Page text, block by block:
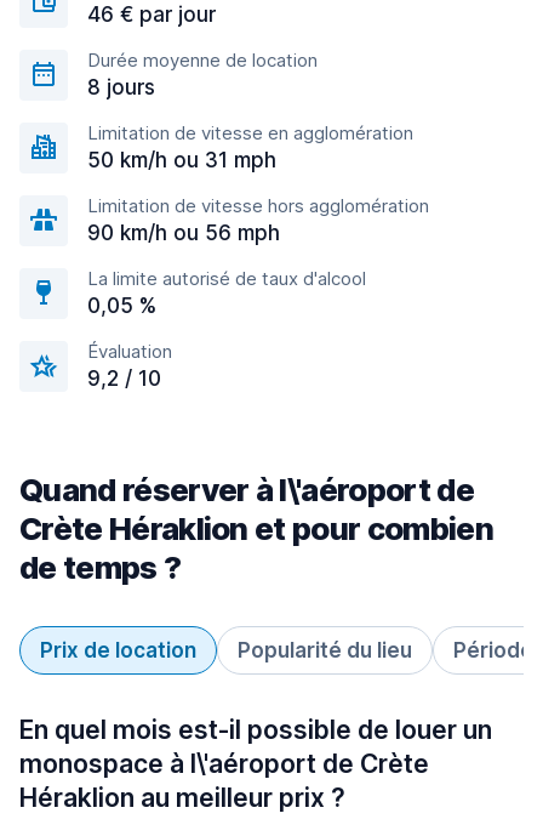
46 € par jour
Durée moyenne de location
8 jours
Limitation de vitesse en agglomération
50 km/h ou 31 mph
Limitation de vitesse hors agglomération
90 km/h ou 56 mph
La limite autorisé de taux d'alcool
0,05 %
Évaluation
9,2 / 10
Quand réserver à l\'aéroport de
Crète Héraklion et pour combien
de temps ?
Prix de location Popularité du lieu Période
En quel mois est-il possible de louer un
monospace à l\'aéroport de Crète
Héraklion au meilleur prix ?